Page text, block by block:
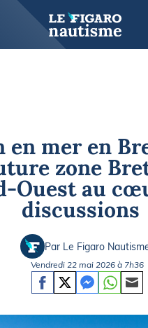
en mer en
zone
Ouest au
discussions
Par Le Figaro
Vendredi 22 mai 2026 à 7h36